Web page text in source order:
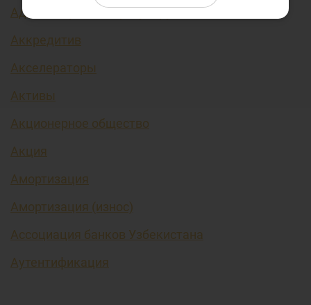
Административно регулируемые цены
Аккредитив
Акселераторы
Активы
Акционерное общество
Акция
Амортизация
Амортизация (износ)
Ассоциация банков Узбекистана
Аутентификация